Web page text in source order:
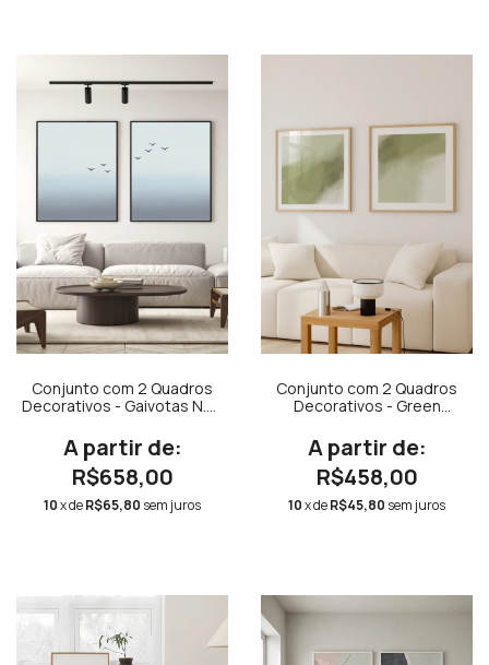
Conjunto com 2 Quadros
Decorativos - Gaivotas N.01
R$658,00
10x deR$65,80 sem juros
Conjunto com 2 Quadros
Decorativos - Green
Abstract 02 Quadrado
R$458,00
10x deR$45,80 sem juros